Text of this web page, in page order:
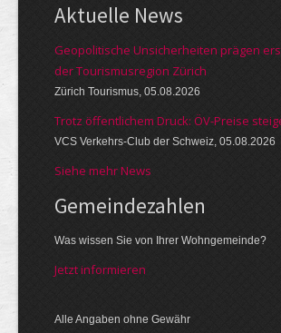
Aktuelle News
Geopolitische Unsicherheiten prägen
der Tourismusregion Zürich
Zürich Tourismus, 05.08.2026
Trotz öffentlichem Druck: ÖV-Preise
VCS Verkehrs-Club der Schweiz, 05.08.2026
Siehe mehr News
Gemeinde­zahlen
Was wissen Sie von Ihrer Wohngemeinde?
Jetzt informieren
Alle Angaben ohne Gewähr